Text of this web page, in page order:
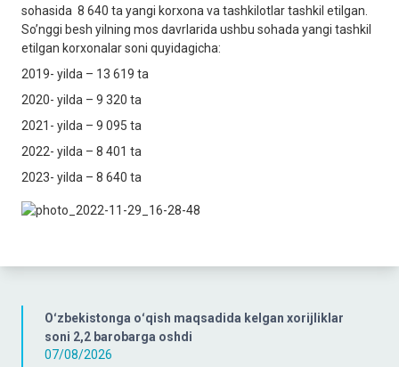
Oʻzbekistonga oʻqish maqsadida kelgan xorijliklar
soni 2,2 barobarga oshdi
07/08/2026
sohasida 8 640 ta yangi korxona va tashkilotlar tashkil etilgan.
So’nggi besh yilning mos davrlarida ushbu sohada yangi tashkil
etilgan korxonalar soni quyidagicha:
2019- yilda – 13 619 ta
2020- yilda – 9 320 ta
2021- yilda – 9 095 ta
2022- yilda – 8 401 ta
2023- yilda – 8 640 ta